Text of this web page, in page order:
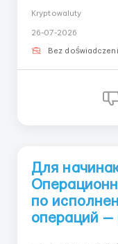
старта, и мы
Технологии +
Kryptowaluty
26-07-2026
Bez
Для
по
операций —